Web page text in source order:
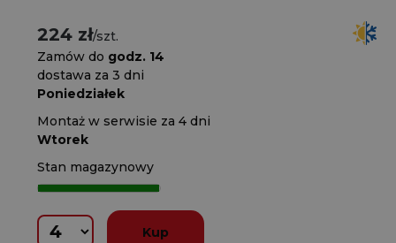
224 zł/szt.
Zamów do godz. 14
dostawa za 3 dni
Poniedziałek
Montaż w serwisie za 4 dni
Wtorek
Stan magazynowy
Kup